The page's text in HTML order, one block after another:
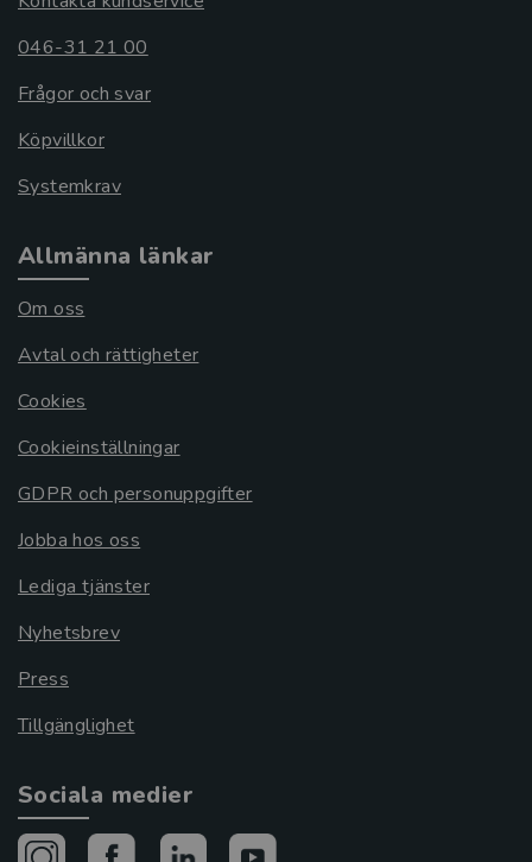
046-31 21 00
Frågor och svar
Köpvillkor
Systemkrav
Allmänna länkar
Om oss
Avtal och rättigheter
Cookies
Cookieinställningar
GDPR och personuppgifter
Jobba hos oss
Lediga tjänster
Nyhetsbrev
Press
Tillgänglighet
Sociala medier